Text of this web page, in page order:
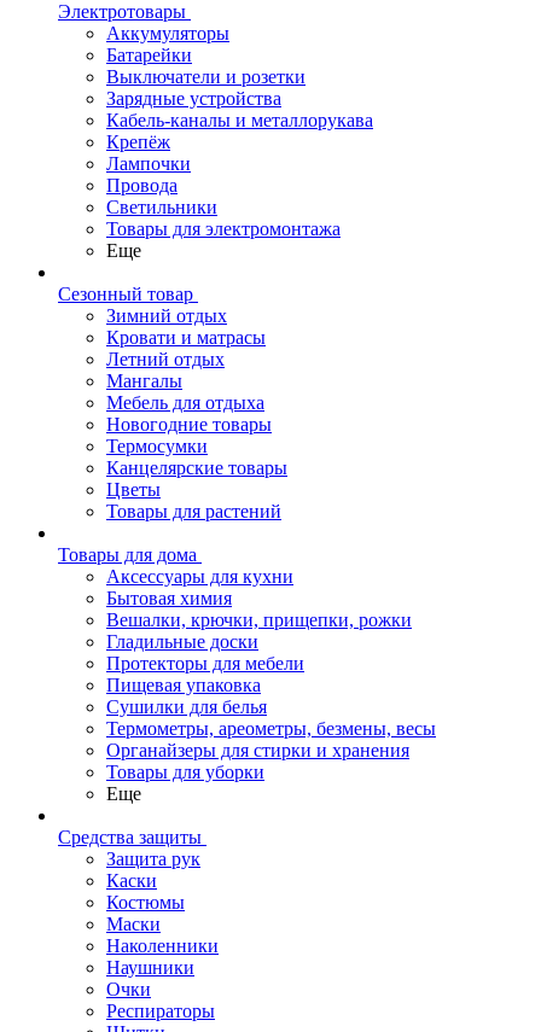
Электротовары
Аккумуляторы
Батарейки
Выключатели и розетки
Зарядные устройства
Кабель-каналы и металлорукава
Крепёж
Лампочки
Провода
Светильники
Товары для электромонтажа
Еще
Сезонный товар
Зимний отдых
Кровати и матрасы
Летний отдых
Мангалы
Мебель для отдыха
Новогодние товары
Термосумки
Канцелярские товары
Цветы
Товары для растений
Товары для дома
Аксессуары для кухни
Бытовая химия
Вешалки, крючки, прищепки, рожки
Гладильные доски
Протекторы для мебели
Пищевая упаковка
Сушилки для белья
Термометры, ареометры, безмены, весы
Органайзеры для стирки и хранения
Товары для уборки
Еще
Средства защиты
Защита рук
Каски
Костюмы
Маски
Наколенники
Наушники
Очки
Респираторы